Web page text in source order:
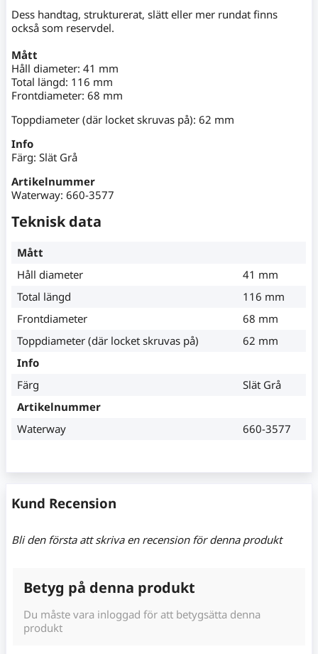
Dess handtag, strukturerat, slätt eller mer rundat finns
också som reservdel.
Mått
Håll diameter: 41 mm
Total längd: 116 mm
Frontdiameter: 68 mm
Toppdiameter (där locket skruvas på): 62 mm
Info
Färg: Slät Grå
Artikelnummer
Waterway: 660-3577
Teknisk data
Mått
Håll diameter
41 mm
Total längd
116 mm
Frontdiameter
68 mm
Toppdiameter (där locket skruvas på)
62 mm
Info
Färg
Slät Grå
Artikelnummer
Waterway
660-3577
Kund Recension
Bli den första att skriva en recension för denna produkt
Betyg på denna produkt
Du måste vara inloggad för att betygsätta denna
produkt